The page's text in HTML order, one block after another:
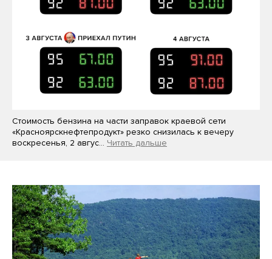
Стоимость бензина на части заправок краевой сети
«Красноярскнефтепродукт» резко снизилась к вечеру
воскресенья, 2 авгус… Читать дальше